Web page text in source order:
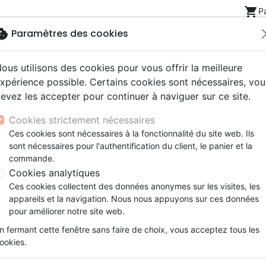
shopping_cart
NouveautésBibles
Segond 21
Segond
NEG
Livres
Famille, couple
Souffrance, Relation d'aide
Santé
eBooks
Couple
Méditations
Souffrance, Relation d'aide
Psychologie
Jeunesse
ans
Bibles jeunesse
Latino, Folk
Soul
Instrumental
Louange, Adoration
Hardrock, Métal
conférences
Documentaires, reportages
Accessoires de Bible
Papeterie
wie und wozu?
Erwählung
Auteur :John F. Parkinson
RéférenceCLKV1005 EAN9783943175073
Editeur CLKV& CMV Christlicher
Description Détails du produit
Theologische Diskussionen vermitteln den
Paramètres des cookies
utilisons des cookies pour vous offrir la meilleure
possible. Certains cookies sont nécessaires,
les accepter pour continuer à naviguer sur ce site.
Cookies strictement nécessaires
Ces cookies sont nécessaires à la fonctionnalité du site web. Ils
sont nécessaires pour l'authentification du client, le panier et la
commande.
Cookies analytiques
Ces cookies collectent des données anonymes sur les visites, les
appareils et la navigation. Nous nous appuyons sur ces données
pour améliorer notre site web.
fermant cette fenêtre sans faire de choix, vous acceptez tous les